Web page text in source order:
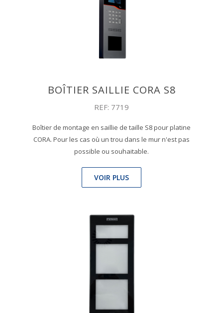
BOÎTIER SAILLIE CORA S8
REF: 7719
Boîtier de montage en saillie de taille S8 pour platine
CORA. Pour les cas où un trou dans le mur n'est pas
possible ou souhaitable.
VOIR PLUS